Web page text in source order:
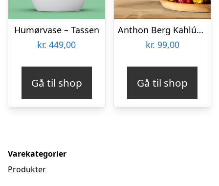
Humørvase – Tassen
kr. 449,00
Gå til shop
Anthon Berg Kahlúa Temptations
kr. 99,00
Gå til shop
Varekategorier
Produkter